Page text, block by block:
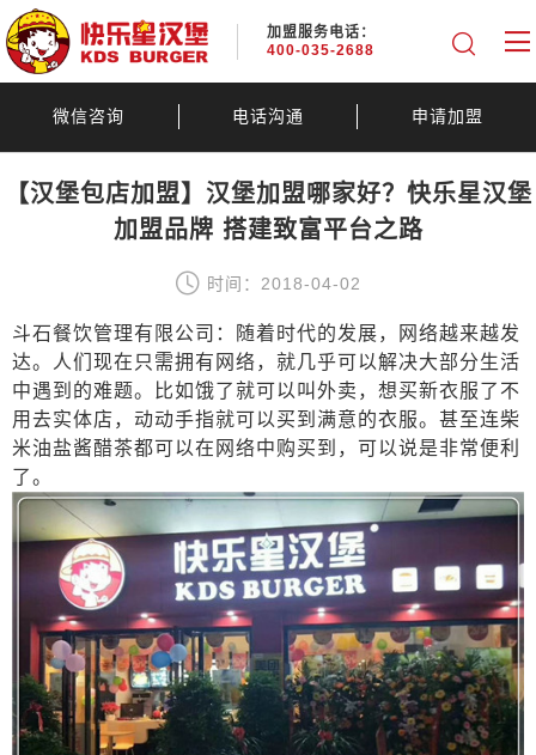
加盟服务电话：
400-035-2688
微信咨询 电话沟通 申请加盟
【汉堡包店加盟】汉堡加盟哪家好？快乐星汉堡
加盟品牌 搭建致富平台之路
时间：2018-04-02
斗石餐饮管理有限公司：随着时代的发展，网络越来越发
达。人们现在只需拥有网络，就几乎可以解决大部分生活
中遇到的难题。比如饿了就可以叫外卖，想买新衣服了不
用去实体店，动动手指就可以买到满意的衣服。甚至连柴
米油盐酱醋茶都可以在网络中购买到，可以说是非常便利
了。